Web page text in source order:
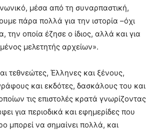
μέσα από τη συναρπαστική,
πάρα πολλά για την ιστορία –όχι
οποία έζησε ο ίδιος, αλλά και για
μελετητής αρχείων».
τεθνεώτες, Έλληνες και ξένους,
και εκδότες, δασκάλους του και
τις επιστολές κρατά γνωρίζοντας
για περιοδικά και εφημερίδες που
μπορεί να σημαίνει πολλά, και